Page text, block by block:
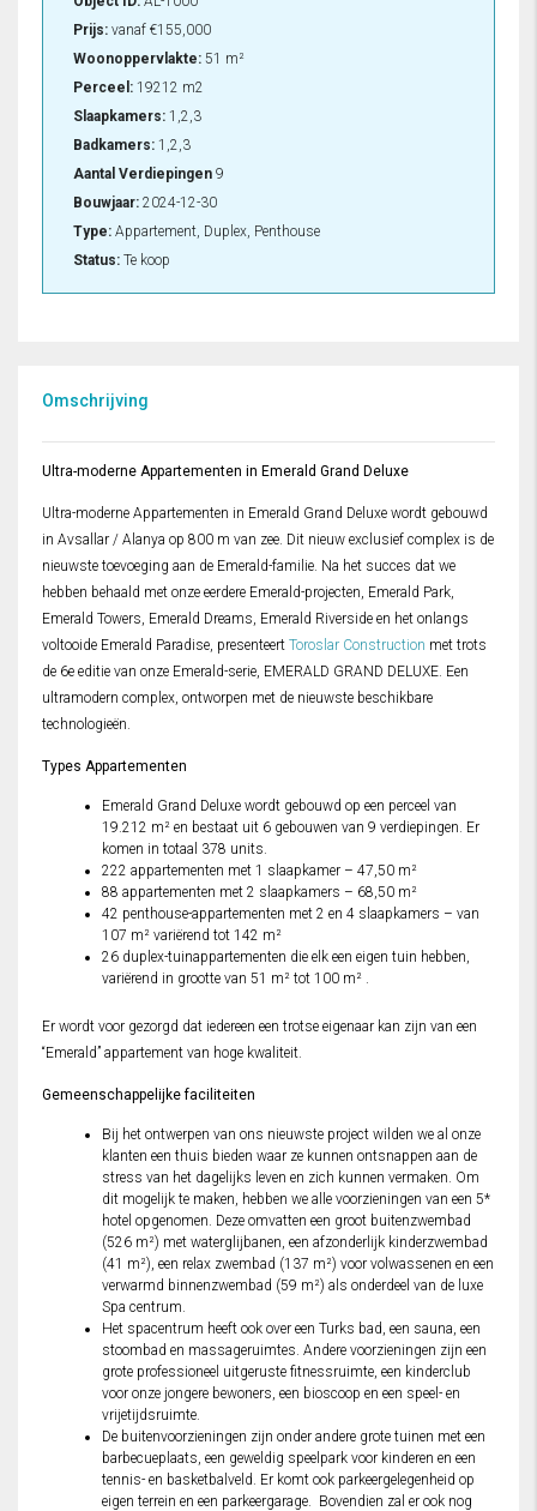
Prijs: vanaf €155,000
Woonoppervlakte: 51 m²
Perceel: 19212 m2
Slaapkamers: 1,2,3
Badkamers: 1,2,3
Aantal Verdiepingen 9
Bouwjaar: 2024-12-30
Type: Appartement, Duplex, Penthouse
Status: Te koop
Omschrijving
Ultra-moderne Appartementen in Emerald Grand Deluxe
Ultra-moderne Appartementen in Emerald Grand Deluxe wordt gebouwd
in Avsallar / Alanya op 800 m van zee. Dit nieuw exclusief complex is de
nieuwste toevoeging aan de Emerald-familie. Na het succes dat we
hebben behaald met onze eerdere Emerald-projecten, Emerald Park,
Emerald Towers, Emerald Dreams, Emerald Riverside en het onlangs
voltooide Emerald Paradise, presenteert Toroslar Construction met trots
de 6e editie van onze Emerald-serie, EMERALD GRAND DELUXE. Een
ultramodern complex, ontworpen met de nieuwste beschikbare
technologieën.
Types Appartementen
Emerald Grand Deluxe wordt gebouwd op een perceel van
19.212 m² en bestaat uit 6 gebouwen van 9 verdiepingen. Er
komen in totaal 378 units.
222 appartementen met 1 slaapkamer – 47,50 m²
88 appartementen met 2 slaapkamers – 68,50 m²
42 penthouse-appartementen met 2 en 4 slaapkamers – van
107 m² variërend tot 142 m²
26 duplex-tuinappartementen die elk een eigen tuin hebben,
variërend in grootte van 51 m² tot 100 m² .
Er wordt voor gezorgd dat iedereen een trotse eigenaar kan zijn van een
“Emerald” appartement van hoge kwaliteit.
Gemeenschappelijke faciliteiten
Bij het ontwerpen van ons nieuwste project wilden we al onze
klanten een thuis bieden waar ze kunnen ontsnappen aan de
stress van het dagelijks leven en zich kunnen vermaken. Om
dit mogelijk te maken, hebben we alle voorzieningen van een 5*
hotel opgenomen. Deze omvatten een groot buitenzwembad
(526 m²) met waterglijbanen, een afzonderlijk kinderzwembad
(41 m²), een relax zwembad (137 m²) voor volwassenen en een
verwarmd binnenzwembad (59 m²) als onderdeel van de luxe
Spa centrum.
Het spacentrum heeft ook over een Turks bad, een sauna, een
stoombad en massageruimtes. Andere voorzieningen zijn een
grote professioneel uitgeruste fitnessruimte, een kinderclub
voor onze jongere bewoners, een bioscoop en een speel- en
vrijetijdsruimte.
De buitenvoorzieningen zijn onder andere grote tuinen met een
barbecueplaats, een geweldig speelpark voor kinderen en een
tennis- en basketbalveld. Er komt ook parkeergelegenheid op
eigen terrein en een parkeergarage. Bovendien zal er ook nog